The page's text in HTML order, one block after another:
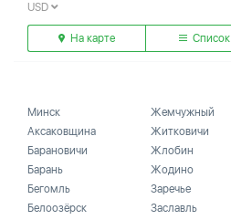
USD
На карте Список
Минск
Аксаковщина
Барановичи
Барань
Бегомль
Белоозёрск
Жемчужный
Житковичи
Жлобин
Жодино
Заречье
Заславль